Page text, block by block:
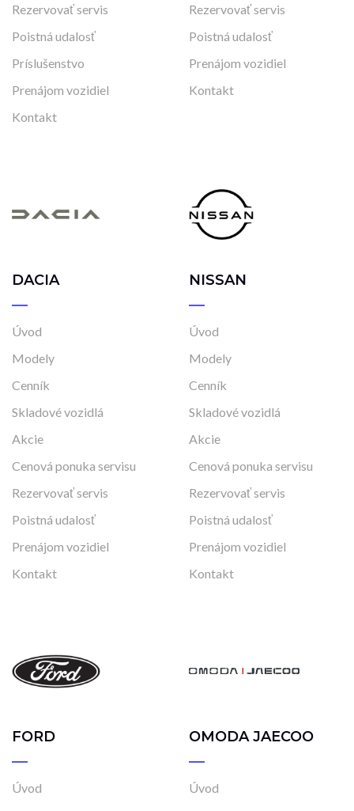
Rezervovať servis
Poistná udalosť
Príslušenstvo
Prenájom vozidiel
Kontakt
Rezervovať servis
Poistná udalosť
Prenájom vozidiel
Kontakt
DACIA
Úvod
Modely
Cenník
Skladové vozidlá
Akcie
Cenová ponuka servisu
Rezervovať servis
Poistná udalosť
Prenájom vozidiel
Kontakt
NISSAN
Úvod
Modely
Cenník
Skladové vozidlá
Akcie
Cenová ponuka servisu
Rezervovať servis
Poistná udalosť
Prenájom vozidiel
Kontakt
FORD
Úvod
OMODA JAECOO
Úvod